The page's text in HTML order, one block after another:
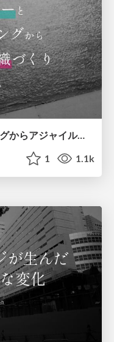
ホラクラシーと関係性コーチングからアジャイルな組織づくりを考える
1 1.1k